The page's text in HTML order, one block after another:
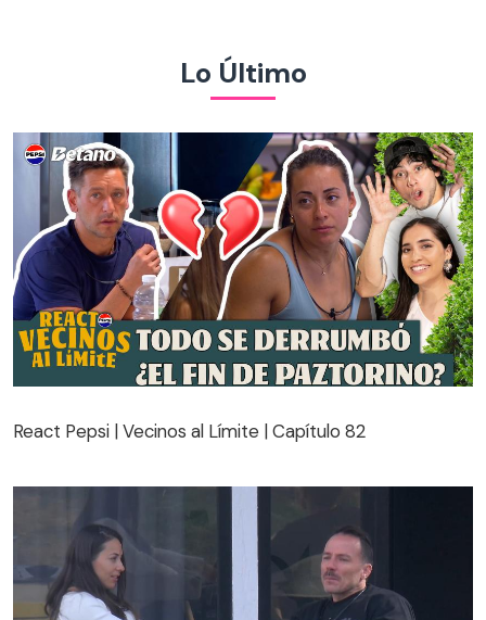
Lo Último
React Pepsi | Vecinos al Límite | Capítulo 82